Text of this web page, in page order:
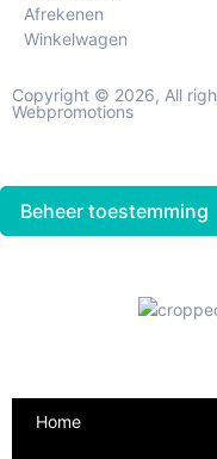
Afrekenen
Winkelwagen
Copyright © 2026, All
Webpromotions
Beheer toestemming
Home